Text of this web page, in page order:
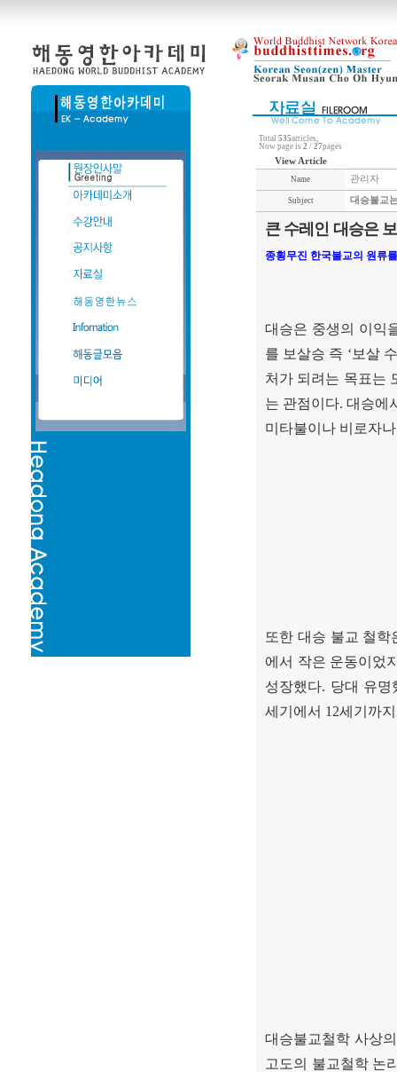
Total 535articles,
Now page is 2 / 27pages
View Article
Name 관리자
Subject 대승불교
큰 수레인 대승은
종횡무진 한국불교의 원류
대승은 중생의 이익
를 보살승 즉 ‘ 보살
처가 되려는 목표는
는 관점이다.대승에
미타불이나 비로자
또한 대승 불교 철
에서 작은 운동이었
성장했다. 당대 유
세기에서 12세기까
대승불교철학 사상
고도의 불교철학 논